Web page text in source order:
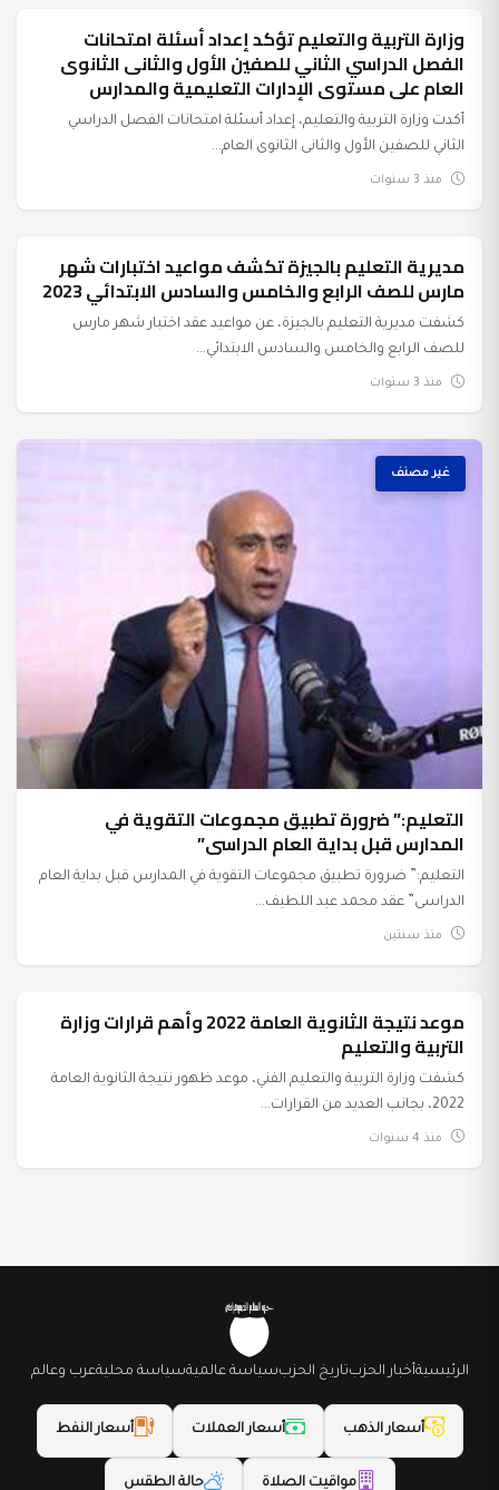
عرب وعالم
وزارة التربية والتعليم تؤكد إعداد أسئلة امتحانات
الفصل الدراسي الثاني للصفين الأول والثانى الثانوى
العام على مستوى الإدارات التعليمية والمدارس
أكدت وزارة التربية والتعليم، إعداد أسئلة امتحانات الفصل الدراسي
الثاني للصفين الأول والثانى الثانوى العام...
منذ 3 سنوات
عرب وعالم
مديرية التعليم بالجيزة تكشف مواعيد اختبارات شهر
مارس للصف الرابع والخامس والسادس الابتدائي 2023
كشفت مديرية التعليم بالجيزة، عن مواعيد عقد اختبار شهر مارس
للصف الرابع والخامس والسادس الابتدائي...
منذ 3 سنوات
غير مصنف
التعليم:” ضرورة تطبيق مجموعات التقوية في
المدارس قبل بداية العام الدراسى”
التعليم:” ضرورة تطبيق مجموعات التقوية في المدارس قبل بداية العام
الدراسى” عقد محمد عبد اللطيف...
منذ سنتين
عرب وعالم موعد نتيجة الثانوية العامة 2022 وأهم قرارات وزارة
التربية والتعليم
كشفت وزارة التربية والتعليم الفني، موعد ظهور نتيجة الثانوية العامة
2022، بجانب العديد من القرارات...
منذ 4 سنوات
الرئيسيةأخبار الحزبتاريخ الحزبسياسة عالميةسياسة محليةعرب وعالم
أسعار الذهب أسعار العملات أسعار النفط
مواقيت الصلاة حالة الطقس